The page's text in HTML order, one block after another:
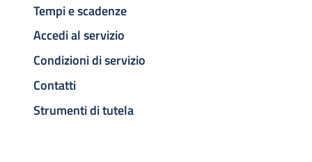
Tempi e scadenze
Accedi al servizio
Condizioni di servizio
Contatti
Strumenti di tutela